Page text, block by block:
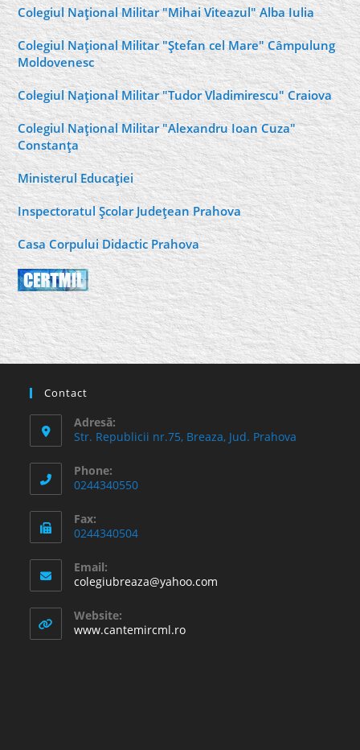
Colegiul Naţional Militar "Mihai Viteazul" Alba Iulia
Colegiul Naţional Militar "Ştefan cel Mare" Câmpulung
Moldovenesc
Colegiul Naţional Militar "Tudor Vladimirescu" Craiova
Colegiul Naţional Militar "Alexandru Ioan Cuza"
Constanţa
Ministerul Educaţiei
Inspectoratul Şcolar Judeţean Prahova
Casa Corpului Didactic Prahova
Contact
Adresă:
Str. Republicii nr.75, Breaza, Jud. Prahova
Phone:
0244340550
Fax:
0244340504
Email:
colegiubreaza@yahoo.com
Website:
www.cantemircml.ro